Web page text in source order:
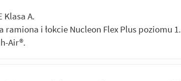
Klasa A.
ramiona i łokcie Nucleon Flex Plus poziomu 1.
Air®.